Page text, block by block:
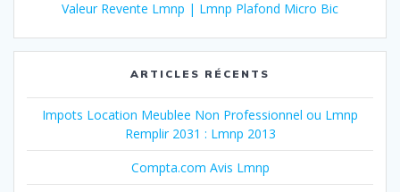
Valeur Revente Lmnp | Lmnp Plafond Micro Bic
ARTICLES RÉCENTS
Impots Location Meublee Non Professionnel ou Lmnp
Remplir 2031 : Lmnp 2013
Compta.com Avis Lmnp